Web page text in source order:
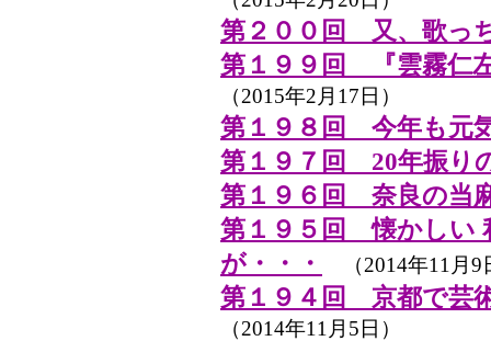
第２００回 又、歌っ
第１９９回 『雲霧仁
（2015年2月17日）
第１９８回 今年も元
第１９７回 20年振り
第１９６回 奈良の当
第１９５回 懐かしい
が・・・
（2014年11月9
第１９４回 京都で芸
（2014年11月5日）